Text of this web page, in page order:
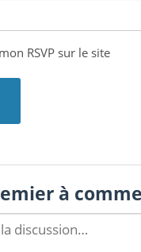
RSVP sur le site
à